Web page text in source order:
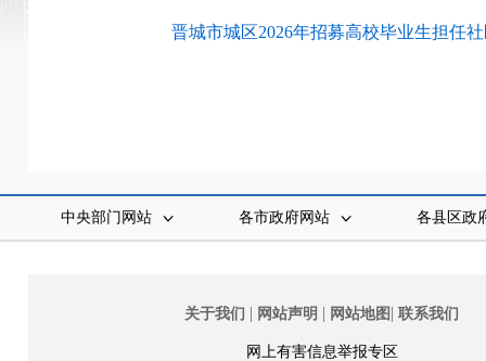
晋城市城区2026年招募高校毕业生担任
中央部门网站 各市政府网站 各县区政
关于我们 | 网站声明 | 网站地图 | 联系我们
网上有害信息举报专区